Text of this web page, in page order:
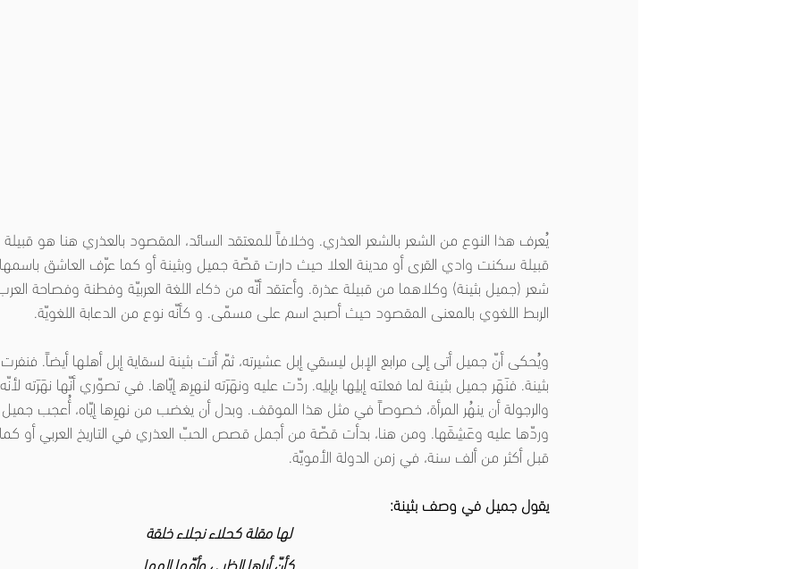
يُعرف هذا النوع من الشعر بالشعر العذري. وخلافاً للمعتقد السائد، المقصود بالعذري هنا هو
قبيلة سكنت وادي القرى أو مدينة العلا حيث دارت قصّة جميل وبثينة أو كما عرّف العاشق
شعر (جميل بثينة) وكلاهما من قبيلة عذرة. وأعتقد أنّه من ذكاء اللغة العربيّة وفطنة وفصاحة
الربط اللغوي بالمعنى المقصود حيث أصبح اسم على مسمّى. و كأنّه نوع من الدعابة اللغويّة.
ويُحكى أنّ جميل أتى إلى مرابع الإبل ليسقي إبل عشيرته، ثمّ أتت بثينة لسقاية إبل أهلها أيضاً.
بثينة. فنَهَر جميل بثينة لما فعلته إبلِها بإبلِه. ردّت عليه ونهَرَته لنهرِه إيّاها. في تصوّري أنّها نهَرَته
والرجولة أن ينهُر المرأة، خصوصاً في مثل هذا الموقف. وبدل أن يغضب من نهرِها إيّاه، أُعجب
وردّها عليه وعَشِقَها. ومن هنا، بدأت قصّة من أجمل قصص الحبّ العذري في التاريخ العربي أو كما
قبل أكثر من ألف سنة، في زمن الدولة الأمويّة.
يقول جميل في وصف بثينة:
لها مقلة كحلاء نجلاء خلقة